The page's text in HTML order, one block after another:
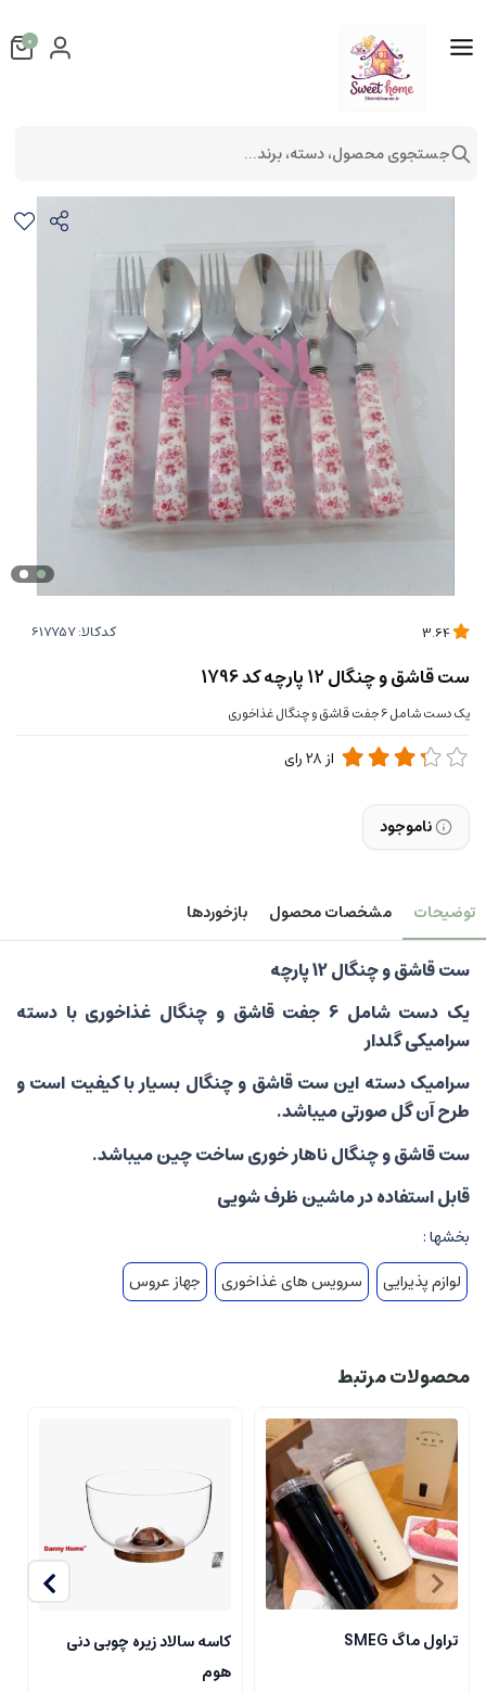
کدکالا:
ست قاشق و چنگال 12 پارچه کد 1796
یک دست شامل 6 جفت قاشق و چنگال غذاخوری
از28رای
ناموجود
توضیحات مشخصات محصول بازخوردها
ست قاشق و چنگال 12 پارچه
یک دست شامل 6 جفت قاشق و چنگال غذاخوری با دسته
سرامیکی گلدار
سرامیک دسته این ست قاشق و چنگال بسیار با کیفیت است و
طرح آن گل صورتی میباشد.
ست قاشق و چنگال ناهار خوری ساخت چین میباشد.
قابل استفاده در ماشین ظرف شویی
بخشها :
لوازم پذیرایی
سرویس های غذاخوری جهاز عروس
محصولات مرتبط
تراول ماگ SMEG
کاسه سالاد زیره چوبی دنی
هوم
0
جستجوی محصول، دسته، برند...